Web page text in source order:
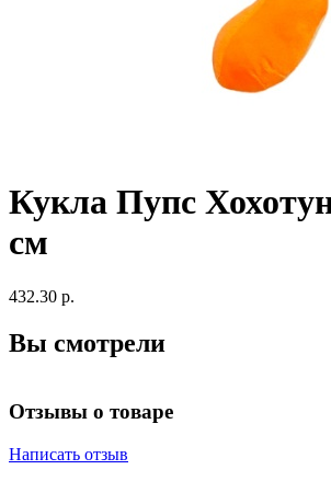
Кукла Пупс
см
432.30 р.
Вы смотрели
Отзывы о товаре
Написать отзыв